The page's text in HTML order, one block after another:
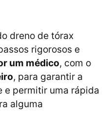
dreno de tórax
rigorosos e
um médico, com o
, para garantir a
e permitir uma rápida
alguma